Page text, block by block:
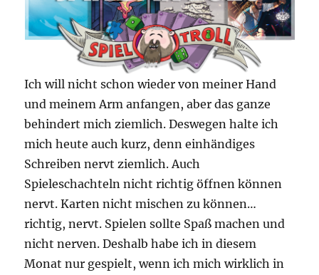
Ich will nicht schon wieder von meiner Hand
und meinem Arm anfangen, aber das ganze
behindert mich ziemlich. Deswegen halte ich
mich heute auch kurz, denn einhändiges
Schreiben nervt ziemlich. Auch
Spieleschachteln nicht richtig öffnen können
nervt. Karten nicht mischen zu können…
richtig, nervt. Spielen sollte Spaß machen und
nicht nerven. Deshalb habe ich in diesem
Monat nur gespielt, wenn ich mich wirklich in